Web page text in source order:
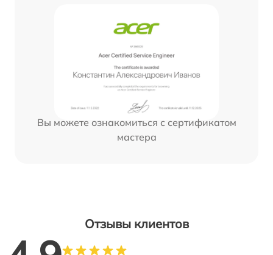
Вы можете ознакомиться с сертификатом
мастера
Отзывы клиентов